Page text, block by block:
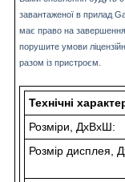
завантаженої в прилад
має право на
порушите умови
разом із пристроєм.
Технічні
Розміри, ДхВхШ:
Розмір дисплея,